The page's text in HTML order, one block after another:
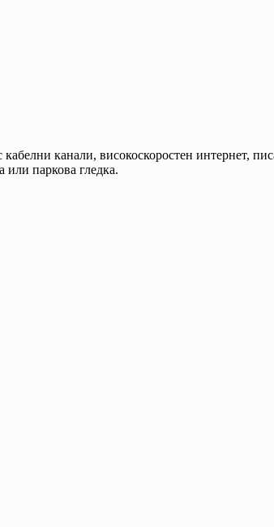
кабелни канали, високоскоростен интернет,
или паркова гледка.